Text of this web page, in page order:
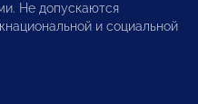
Не допускаются
и социальной